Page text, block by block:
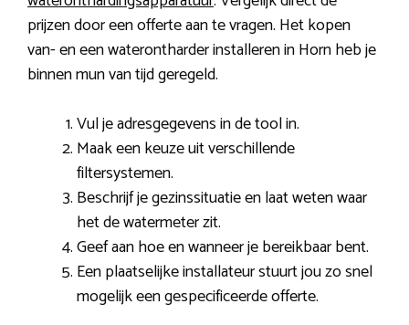
prijzen door een offerte aan te vragen. Het kopen
van- en een waterontharder installeren in Horn heb je
binnen mun van tijd geregeld.
Vul je adresgegevens in de tool in.
Maak een keuze uit verschillende
filtersystemen.
Beschrijf je gezinssituatie en laat weten waar
het de watermeter zit.
Geef aan hoe en wanneer je bereikbaar bent.
Een plaatselijke installateur stuurt jou zo snel
mogelijk een gespecificeerde offerte.